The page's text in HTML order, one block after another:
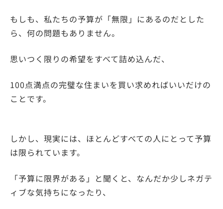
もしも、私たちの予算が「無限」にあるのだとした
ら、何の問題もありません。
思いつく限りの希望をすべて詰め込んだ、
100点満点の完璧な住まいを買い求めればいいだけの
ことです。
しかし、現実には、ほとんどすべての人にとって予算
は限られています。
「予算に限界がある」と聞くと、なんだか少しネガテ
ィブな気持ちになったり、